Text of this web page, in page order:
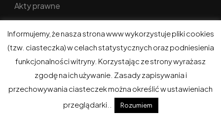
Akty prawne
ADM w Gołdapi © 2026. Wszelkie prawa zastrzeżone.
Realizacja i hosting:eGoldap.pl.
Informujemy, że nasza strona www wykorzystuje pliki cookies
(tzw. ciasteczka) w celach statystycznych oraz podniesienia
funkcjonalności witryny. Korzystając ze strony wyrażasz
zgodę na ich używanie. Zasady zapisywania i
przechowywania ciasteczek można określić w ustawieniach
przeglądarki..
Rozumiem